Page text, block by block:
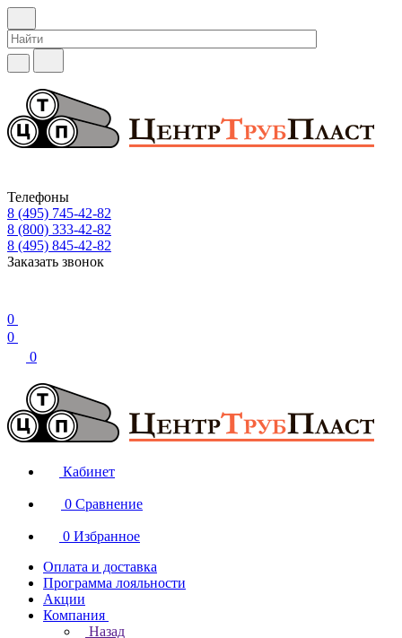
Телефоны
8 (495) 745-42-82
8 (800) 333-42-82
8 (495) 845-42-82
Заказать звонок
0
0
0
Кабинет
0 Сравнение
0 Избранное
Оплата и доставка
Программа лояльности
Акции
Компания
Назад